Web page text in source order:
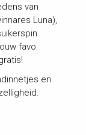
van
Luna),
favo
en